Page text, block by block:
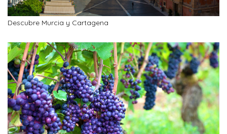
Descubre Murcia y Cartagena